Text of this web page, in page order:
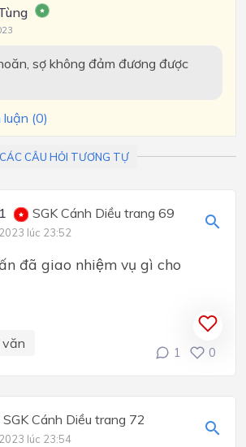
sợ không đảm đương được
luận (0)
CÁC CÂU HỎI TƯƠNG TỰ
SGK Cánh Diều trang 69
lúc 23:52
đã giao nhiệm vụ gì cho
văn
1 0
SGK Cánh Diều trang 72
lúc 23:54